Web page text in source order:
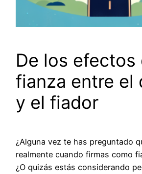
De los efectos
fianza entre el
y el fiador
¿Alguna vez te has preguntado
realmente cuando firmas como
¿O quizás estás considerando